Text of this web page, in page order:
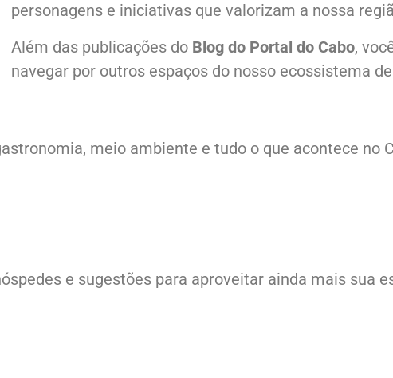
personagens e iniciativas que valorizam a nossa
Além das publicações do Blog do Portal do Cabo,
navegar por outros espaços do nosso ecossistema
meio ambiente e tudo o que acontece no
e sugestões para aproveitar ainda mais sua